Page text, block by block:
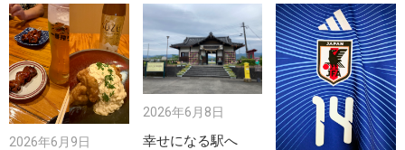
2026年6月9日
2026年6月8日
幸せになる駅へ